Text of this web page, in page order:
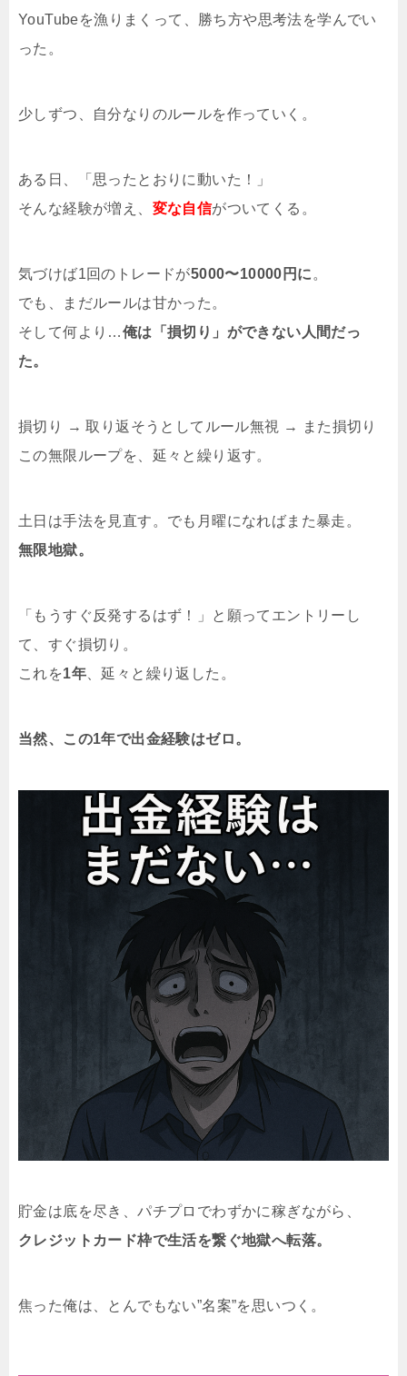
YouTubeを漁りまくって、勝ち方や思考法を学んでい
った。
少しずつ、自分なりのルールを作っていく。
ある日、「思ったとおりに動いた！」
そんな経験が増え、 変な自信がついてくる。
気づけば1回のトレードが5000〜10000円に 。
でも、まだルールは甘かった。
そして何より…俺は「損切り」ができない人間だっ
た。
損切り → 取り返そうとしてルール無視 → また損切り
この無限ループを、延々と繰り返す。
土日は手法を見直す。でも月曜になればまた暴走。
無限地獄。
「もうすぐ反発するはず！」と願ってエントリーし
て、すぐ損切り。
これを1年 、延々と繰り返した。
当然、この1年で出金経験はゼロ。
貯金は底を尽き、パチプロでわずかに稼ぎながら、
クレジットカード枠で生活を繋ぐ地獄へ転落。
焦った俺は、とんでもない”名案”を思いつく。